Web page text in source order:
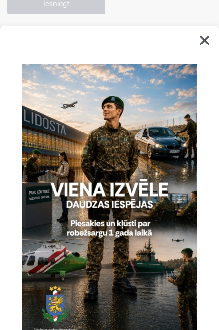
Vai šī informācija bija noderīga?
Sniegt atsauksmi
Esi pirmais, kurš uzzina!
Piesakies jaunumu saņemšanai savā e-pastā.